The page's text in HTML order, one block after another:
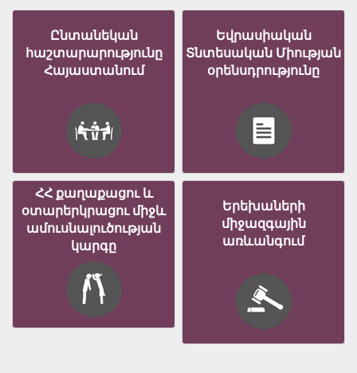
Ընտանեկան
հաշտարարությունը
Հայաստանում
Եվրասիական
Տնտեսական Միության
օրենսդրությունը
ՀՀ քաղաքացու և
օտարերկրացու միջև
ամուսնալուծության
կարգը
Երեխաների
միջազգային
առևանգում